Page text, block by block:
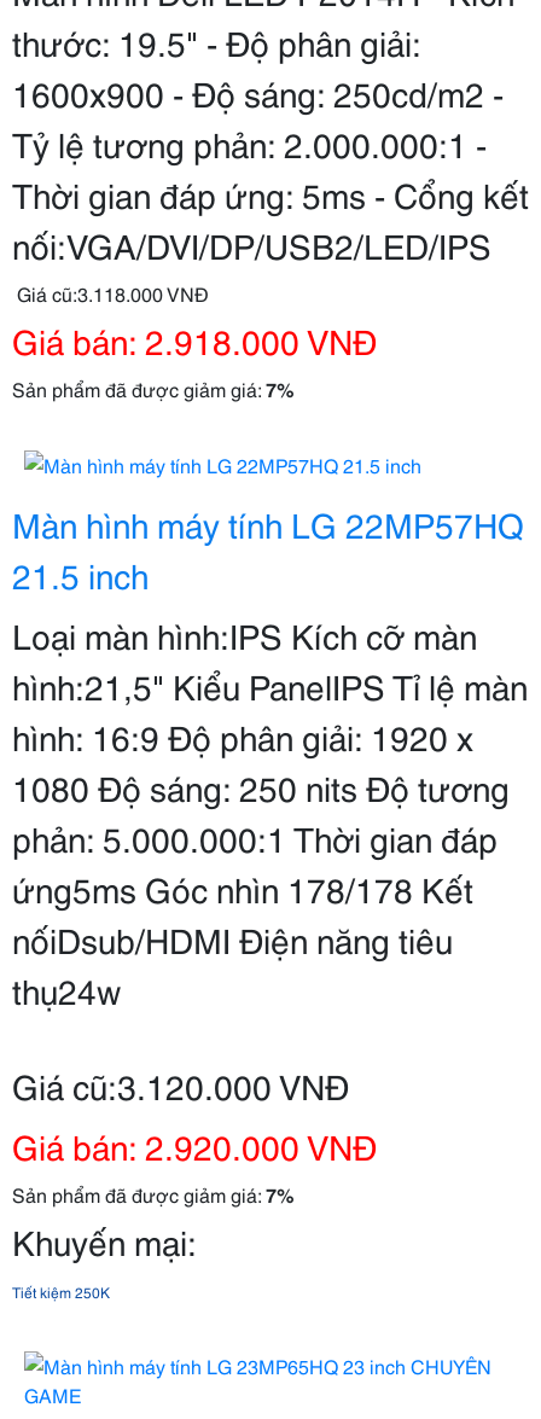
thước: 19.5" - Độ phân giải:
1600x900 - Độ sáng: 250cd/m2 -
Tỷ lệ tương phản: 2.000.000:1 -
Thời gian đáp ứng: 5ms - Cổng kết
nối:VGA/DVI/DP/USB2/LED/IPS
Giá cũ:3.118.000 VNĐ
Giá bán: 2.918.000 VNĐ
Sản phẩm đã được giảm giá:7%
Màn hình máy tính LG 22MP57HQ
21.5 inch
Loại màn hình:IPS Kích cỡ màn
hình:21,5" Kiểu PanelIPS Tỉ lệ màn
hình: 16:9 Độ phân giải: 1920 x
1080 Độ sáng: 250 nits Độ tương
phản: 5.000.000:1 Thời gian đáp
ứng5ms Góc nhìn 178/178 Kết
nốiDsub/HDMI Điện năng tiêu
thụ24w
Giá cũ:3.120.000 VNĐ
Giá bán: 2.920.000 VNĐ
Sản phẩm đã được giảm giá:7%
Khuyến mại:
Tiết kiệm 250K